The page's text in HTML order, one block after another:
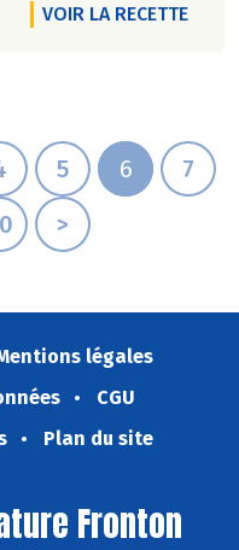
VOIR LA RECETTE
5 6
7
>
légales
CGU
Plan du site
Fronton